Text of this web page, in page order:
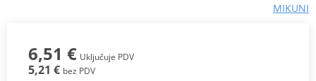
MIKUNI
6,51 € Uključuje PDV
5,21 € bez PDV